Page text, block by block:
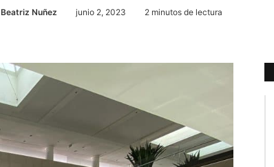
Beatriz Nuñez junio 2, 2023 2 minutos de lectura